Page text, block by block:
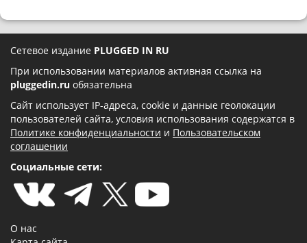
Сетевое издание PLUGGED IN RU
При использовании материалов активная ссылка на
pluggedin.ru обязательна
Сайт использует IP-адреса, cookie и данные геолокации
пользователей сайта, условия использования содержатся в
Политике конфиденциальности и Пользовательском
соглашении
Социальные сети:
О нас